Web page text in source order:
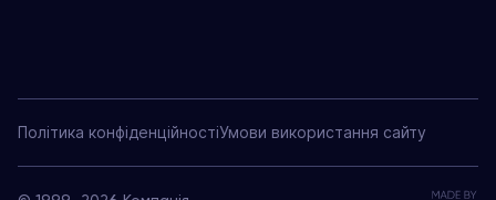
Політика конфіденційностіУмови використання сайту